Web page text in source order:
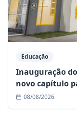
Educação
Inauguração
novo capítulo
Queimadas
08/08/2026